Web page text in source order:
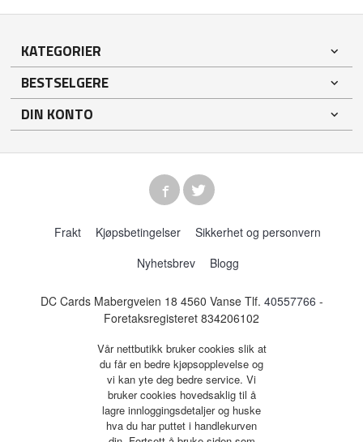
KATEGORIER
BESTSELGERE
DIN KONTO
Frakt Kjøpsbetingelser
Sikkerhet og personvern
Nyhetsbrev
Blogg
DC Cards Mabergveien 18 4560 Vanse Tlf. 40557766 -
Foretaksregisteret 834206102
Vår nettbutikk bruker cookies slik at
du får en bedre kjøpsopplevelse og
vi kan yte deg bedre service. Vi
bruker cookies hovedsaklig til å
lagre innloggingsdetaljer og huske
hva du har puttet i handlekurven